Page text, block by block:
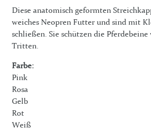
Diese anatomisch geformten
weiches Neopren Futter und sind mit
schließen. Sie schützen die Pferdebeine
Tritten.
Farbe:
Pink
Rosa
Gelb
Rot
Weiß